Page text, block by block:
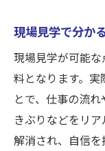
現場見学で分か
現場見学が可能
料となります。
とで、仕事の流
きぶりなどをリ
解消され、自信